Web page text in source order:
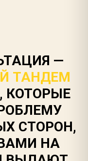
—
ТАНДЕМ
КОТОРЫЕ
СТОРОН,
НА